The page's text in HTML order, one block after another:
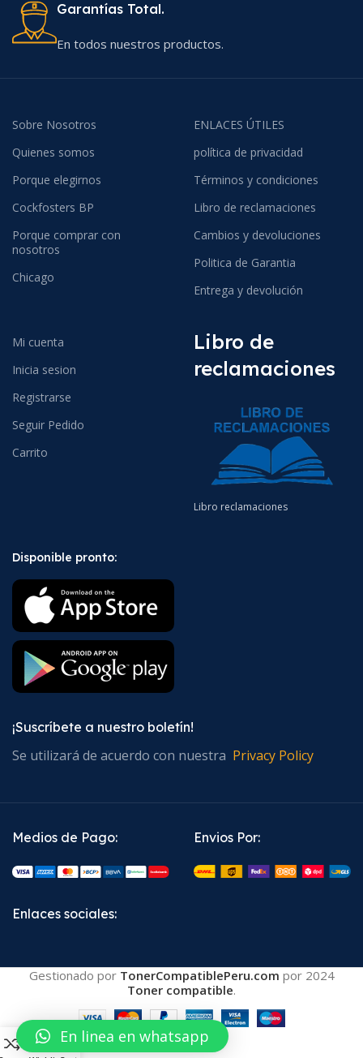
Garantías Total.
En todos nuestros productos.
Sobre Nosotros
Quienes somos
Porque elegirnos
Cockfosters BP
Porque comprar con
nosotros
Chicago
ENLACES ÚTILES
política de privacidad
Términos y condiciones
Libro de reclamaciones
Cambios y devoluciones
Politica de Garantia
Entrega y devolución
Mi cuenta
Inicia sesion
Registrarse
Seguir Pedido
Carrito
Libro de
reclamaciones
Libro reclamaciones
Disponible pronto:
¡Suscríbete a nuestro boletín!
Se utilizará de acuerdo con nuestra Privacy Policy
Medios de Pago: Envios Por:
Enlaces sociales:
Gestionado por TonerCompatiblePeru.com por 2024
Toner compatible.
0
En linea en whatsapp